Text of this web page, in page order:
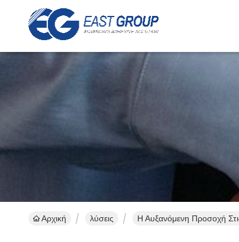
Αρχική λύσεις Η Αυξανόμενη Προσοχή